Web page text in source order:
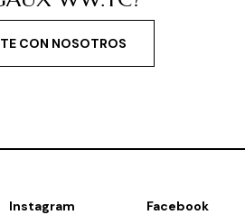
CON NOSOTROS
Instagram Facebook